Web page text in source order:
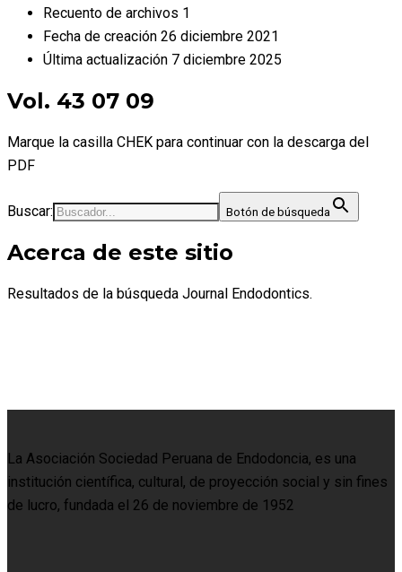
Recuento de archivos 1
Fecha de creación 26 diciembre 2021
Última actualización 7 diciembre 2025
Vol. 43 07 09
Marque la casilla CHEK para continuar con la descarga del
PDF
Buscar: Botón de búsqueda
Acerca de este sitio
Resultados de la búsqueda Journal Endodontics.
La Asociación Sociedad Peruana de Endodoncia, es una
institución científica, cultural, de proyección social y sin fines
de lucro, fundada el 26 de noviembre de 1952